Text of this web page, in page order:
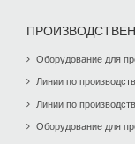
Оборудование для
Линии по
Линии по
Оборудование для